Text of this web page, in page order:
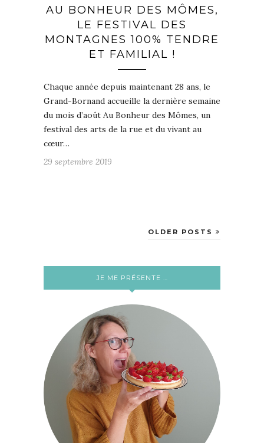
AU BONHEUR DES MÔMES,
LE FESTIVAL DES
MONTAGNES 100% TENDRE
ET FAMILIAL !
Chaque année depuis maintenant 28 ans, le
Grand-Bornand accueille la dernière semaine
du mois d’août Au Bonheur des Mômes, un
festival des arts de la rue et du vivant au
cœur…
29 septembre 2019
OLDER POSTS
JE ME PRÉSENTE …